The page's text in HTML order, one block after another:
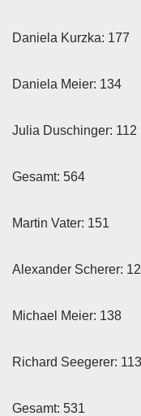
Daniela Kurzka: 177
Daniela Meier: 134
Julia Duschinger: 112
Gesamt: 564
Martin Vater: 151
Alexander Scherer:
Michael Meier: 138
Richard Seegerer: 113
Gesamt: 531